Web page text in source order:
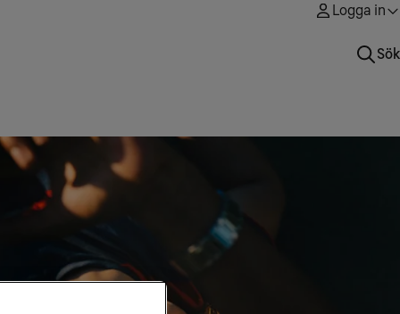
Logga in
Sök